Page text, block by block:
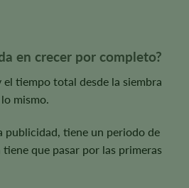
en crecer por completo?
tiempo total desde la siembra
mismo.
publicidad, tiene un periodo de
que pasar por las primeras